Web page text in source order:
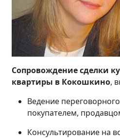
Сопровождение сделки
квартиры в Кокошкино,
Ведение
покупателем,
Консультирование на